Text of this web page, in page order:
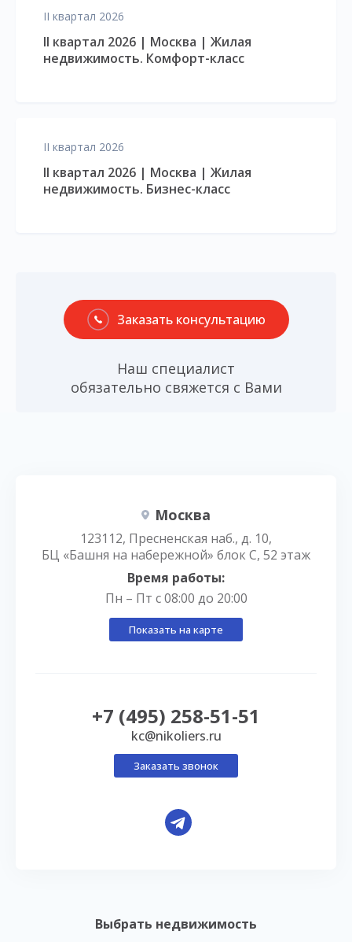
II квартал 2026
II квартал 2026 | Москва | Жилая
недвижимость. Комфорт-класс
II квартал 2026
II квартал 2026 | Москва | Жилая
недвижимость. Бизнес-класс
Заказать консультацию
Наш специалист
обязательно свяжется с Вами
Выбрать недвижимость
Москва
123112, Пресненская наб., д. 10,
БЦ «Башня на набережной» блок С, 52 этаж
Время работы:
Пн – Пт с 08:00 до 20:00
Показать на карте
+7 (495) 258-51-51
kc@nikoliers.ru
Заказать звонок